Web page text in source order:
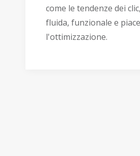
come le tendenze dei
fluida, funzionale e
l'ottimizzazione.